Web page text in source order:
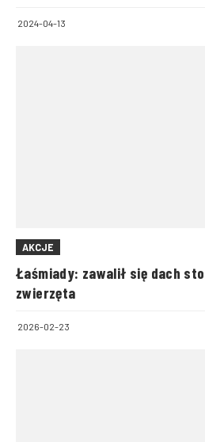
2024-04-13
AKCJE
Łaśmiady: zawalił się dach
zwierzęta
2026-02-23